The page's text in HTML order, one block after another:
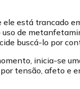
ele está trancado
uso de
buscá-lo por
inicia-se
tensão, afeto e